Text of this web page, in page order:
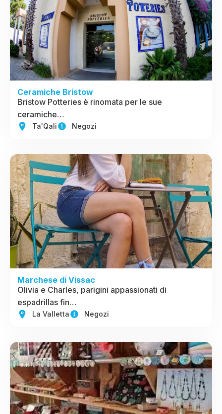
Ceramiche Bristow
Bristow Potteries è rinomata per le sue
ceramiche…
Ta'Qali Negozi
Marchese di Vissac
Olivia e Charles, parigini appassionati di
espadrillas fin…
La Valletta Negozi